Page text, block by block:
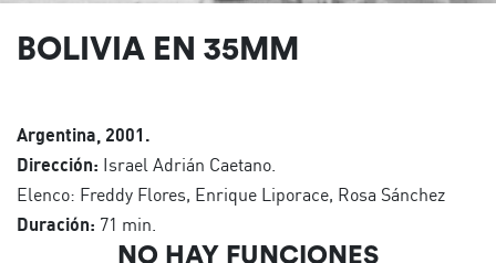
BOLIVIA EN 35MM
Argentina, 2001.
Dirección: Israel Adrián Caetano.
Elenco: Freddy Flores, Enrique Liporace, Rosa Sánchez
Duración: 71 min.
NO HAY FUNCIONES